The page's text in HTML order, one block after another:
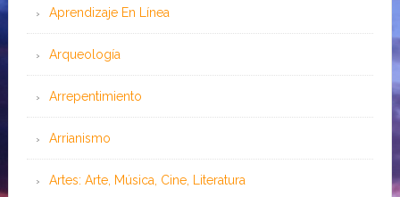
Aprendizaje En Línea
Arqueología
Arrepentimiento
Arrianismo
Artes: Arte, Música, Cine, Literatura